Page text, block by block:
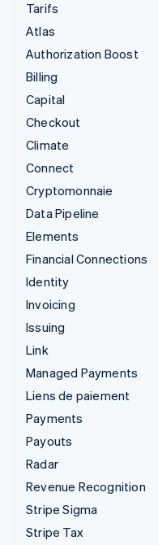
Tarifs
Atlas
Authorization Boost
Billing
Capital
Checkout
Climate
Connect
Cryptomonnaie
Data Pipeline
Elements
Financial Connections
Identity
Invoicing
Issuing
Link
Managed Payments
Liens de paiement
Payments
Payouts
Radar
Revenue Recognition
Stripe Sigma
Stripe Tax